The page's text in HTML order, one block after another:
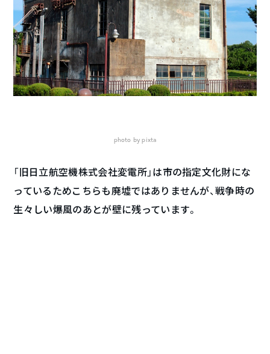
photo by pixta
「旧日立航空機株式会社変電所」は市の指定文化財にな
っているためこちらも廃墟ではありませんが、戦争時の
生々しい爆風のあとが壁に残っています。